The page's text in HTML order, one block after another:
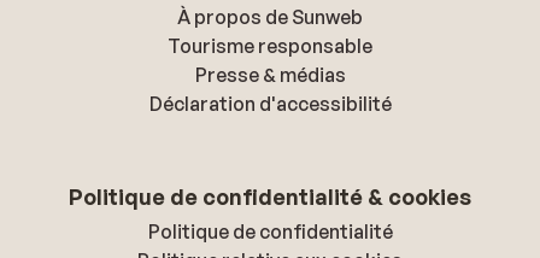
À propos de Sunweb
Tourisme responsable
Presse & médias
Déclaration d'accessibilité
Politique de confidentialité & cookies
Politique de confidentialité